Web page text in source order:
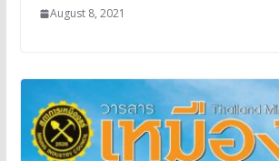
August 8, 2021